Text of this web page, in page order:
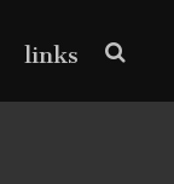
links